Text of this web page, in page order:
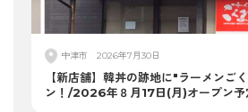
中津市 2026年7月30日
【新店舗】韓丼の跡地に"ラーメンご
ン！/2026年８月17日(月)オープン予